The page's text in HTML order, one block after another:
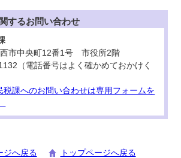
するお問い合わせ
市中央町12番1号 市役所2階
（電話番号はよく確かめておかけく
課へのお問い合わせは専用フォームを
ジへ戻る トップページへ戻る